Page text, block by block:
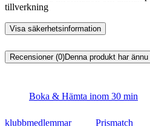
tillverkning
Visa säkerhetsinformation
Recensioner (0)Denna produkt har
Boka & Hämta inom 30 min
klubbmedlemmar Prismatch